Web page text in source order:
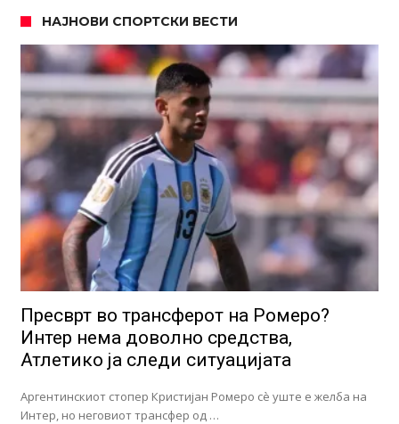
НАЈНОВИ СПОРТСКИ ВЕСТИ
Пресврт во трансферот на Ромеро?
Интер нема доволно средства,
Атлетико ја следи ситуацијата
Аргентинскиот стопер Кристијан Ромеро сè уште е желба на
Интер, но неговиот трансфер од …